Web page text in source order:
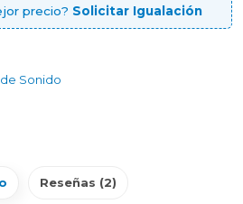
precio? Solicitar Igualación
Sonido
Reseñas (2)